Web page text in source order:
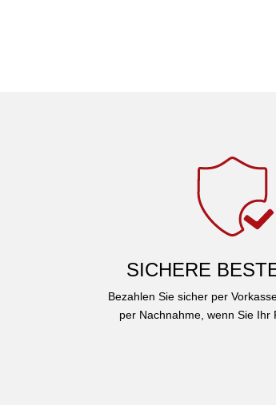
SICHERE
Bezahlen Sie sicher per
per Nachnahme, wenn Sie Ihr